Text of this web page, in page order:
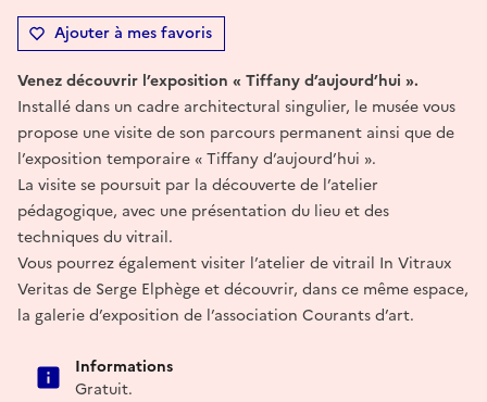
Ajouter à mes favoris
Venez découvrir l’exposition « Tiffany d’aujourd’hui ».
Installé dans un cadre architectural singulier, le musée vous
propose une visite de son parcours permanent ainsi que de
l’exposition temporaire « Tiffany d’aujourd’hui ».
La visite se poursuit par la découverte de l’atelier
pédagogique, avec une présentation du lieu et des
techniques du vitrail.
Vous pourrez également visiter l’atelier de vitrail In Vitraux
Veritas de Serge Elphège et découvrir, dans ce même espace,
la galerie d’exposition de l’association Courants d’art.
Informations
Gratuit.